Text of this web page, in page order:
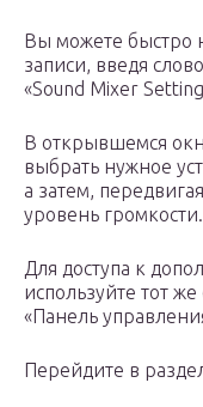
Вы можете быстро
записи, введя
«Sound Mixer
В открывшемся
выбрать нужное
а затем,
уровень громкости.
Для доступа к
используйте тот
«Панель
Перейдите в